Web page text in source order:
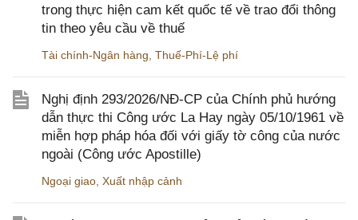
trong thực hiện cam kết quốc tế về trao đổi thông
tin theo yêu cầu về thuế
Tài chính-Ngân hàng Thuế-Phí-Lệ phí
Nghị định 293/2026/NĐ-CP của Chính phủ hướng
dẫn thực thi Công ước La Hay ngày 05/10/1961 về
miễn hợp pháp hóa đối với giấy tờ công của nước
ngoài (Công ước Apostille)
Ngoại giao Xuất nhập cảnh